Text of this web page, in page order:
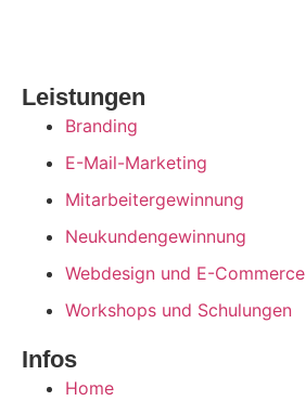
Leistungen
Branding
E-Mail-Marketing
Mitarbeitergewinnung
Neukundengewinnung
Webdesign und E-Commerce
Workshops und Schulungen
Infos
Home